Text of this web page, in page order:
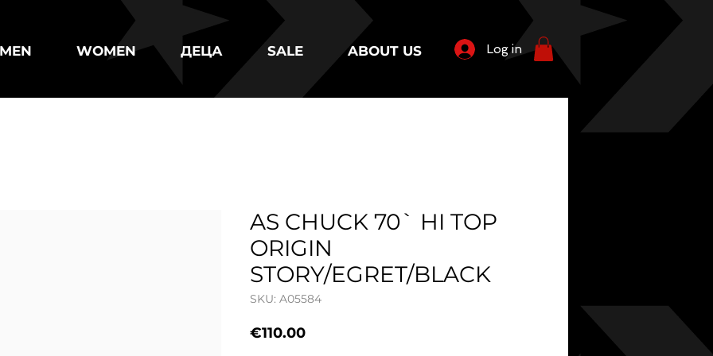
MEN WOMEN ДЕЦА SALE ABOUT US Log in
AS CHUCK 70` HI TOP
ORIGIN
STORY/EGRET/BLACK
SKU: A05584
€110.00Price